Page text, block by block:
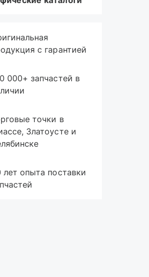
000+ запчастей в
точки в
лет опыта поставки